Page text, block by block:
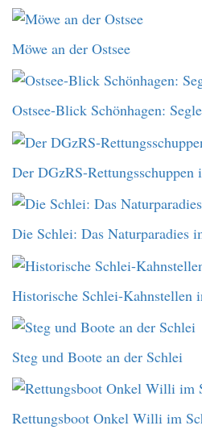
Möwe an der Ostsee
Ostsee-Blick Schönhagen:
Der DGzRS-Rettungsschuppen
Die Schlei: Das Naturparadies
Historische Schlei-Kahnstellen
Steg und Boote an der Schlei
Rettungsboot Onkel Willi im